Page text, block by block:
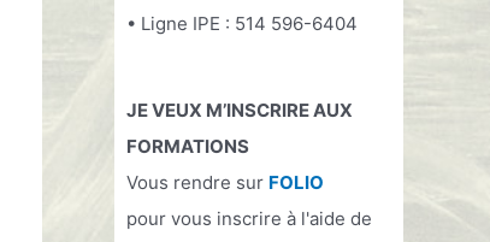
• Ligne IPE : 514 596-6404
JE VEUX M’INSCRIRE AUX
FORMATIONS
Vous rendre sur FOLIO
pour vous inscrire à l'aide de